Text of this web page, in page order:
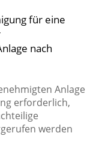
für eine
nach
Anlage
erforderlich,
werden